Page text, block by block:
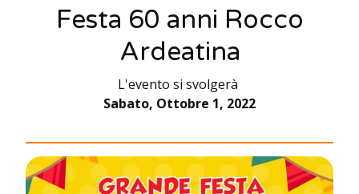
Festa 60 anni Rocco
Ardeatina
L'evento si svolgerà
Sabato, Ottobre 1, 2022